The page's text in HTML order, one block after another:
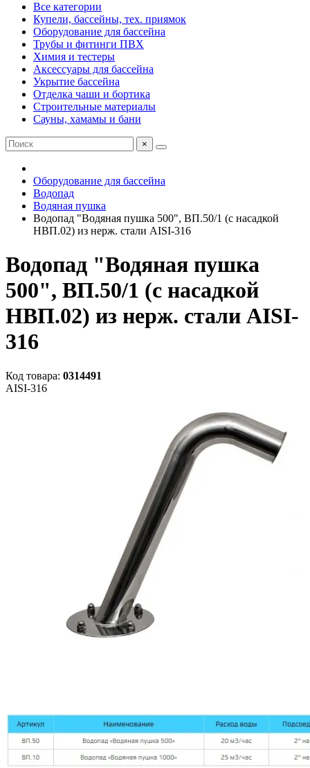
Все категории
Купели, бассейны, тех. приямок
Оборудование для бассейна
Трубы и фитинги ПВХ
Химия и тестеры
Аксессуары для бассейна
Укрытие бассейна
Отделка чаши и бортика
Строительные материалы
Сауны, хамамы и бани
×
Оборудование для бассейна
Водопад
Водяная пушка
Водопад "Водяная пушка 500", ВП.50/1 (с насадкой
НВП.02) из нерж. стали AISI-316
Водопад "Водяная пушка
500", ВП.50/1 (с насадкой
НВП.02) из нерж. стали AISI-
316
Код товара: 0314491
AISI-316